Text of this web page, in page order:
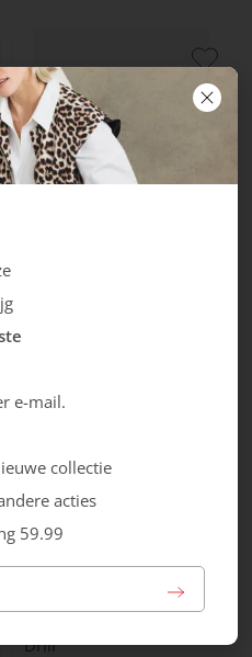
Gabor
Drill
e-mail.
collectie
acties
59.99